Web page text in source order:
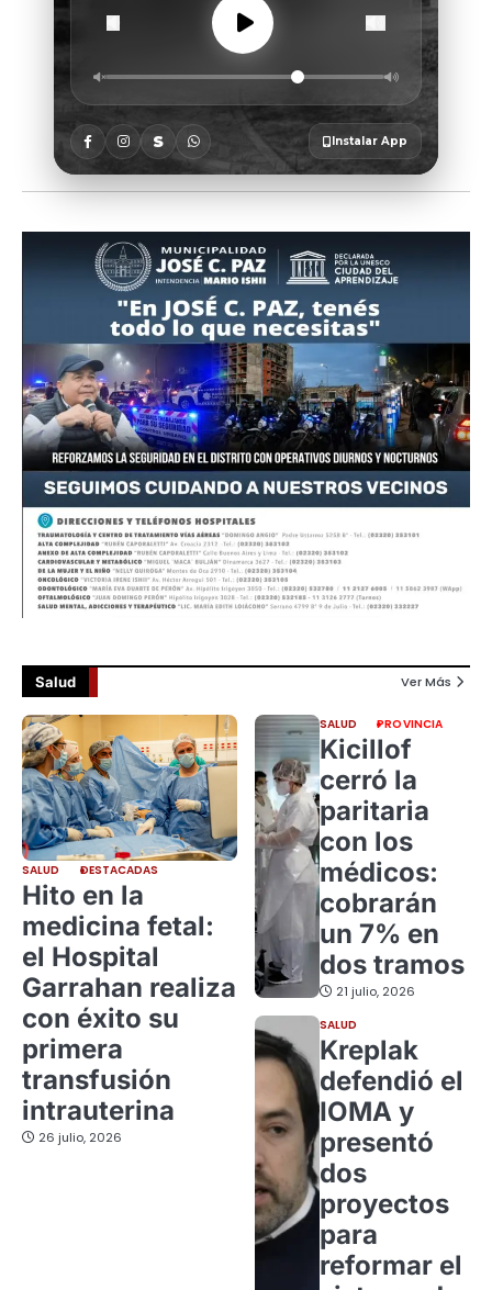
Salud Ver Más
SALUD DESTACADAS
Hito en la
medicina fetal:
el Hospital
Garrahan realiza
con éxito su
primera
transfusión
intrauterina
26 julio, 2026
SALUD PROVINCIA
Kicillof
cerró la
paritaria
con los
médicos:
cobrarán
un 7% en
dos tramos
21 julio, 2026
SALUD
Kreplak
defendió el
IOMA y
presentó
dos
proyectos
para
reformar el